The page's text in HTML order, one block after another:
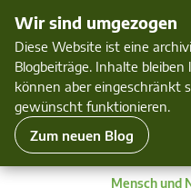
Wir sind umgezogen
Diese Website ist eine
Blogbeiträge. Inhalte
können aber eingeschränkt
gewünscht funktionieren.
Zum neuen Blog
Mensch und